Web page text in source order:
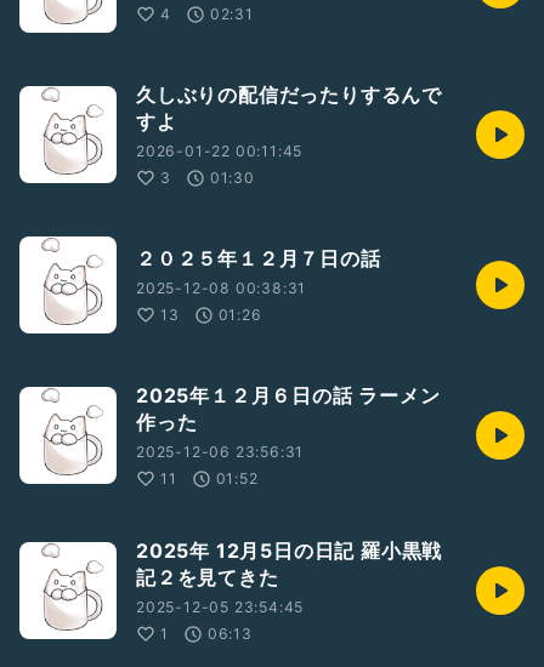
4
02:31
久しぶりの配信だったりするんで
すよ
2026-01-22 00:11:45
3
01:30
２０２５年１２月７日の話
2025-12-08 00:38:31
13
01:26
2025年１２月６日の話 ラーメン
作った
2025-12-06 23:56:31
11
01:52
2025年 12月5日の日記 羅小黒戦
記２を見てきた
2025-12-05 23:54:45
1
06:13